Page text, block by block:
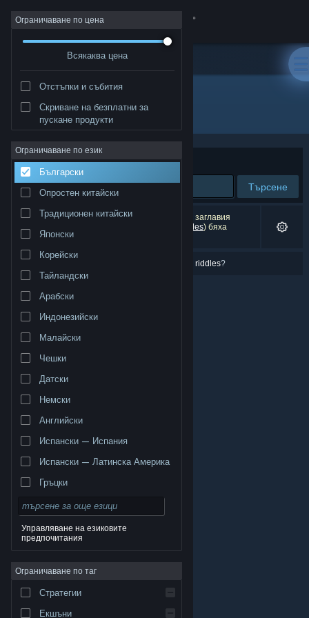
Вписване
Относно
Поддръжка
Смяна на езика
търговски марки принадлежат на съответните им
собственици в САЩ и други страни.
поверителност|Юридическа информация|
Достъпност|Условия за ползване на Steam
Възстановявания|Бисквитки
Ограничаване по цена
Всякаква цена
Отстъпки и събития
Скриване на безплатни за
пускане продукти
Ограничаване по език
Български
Опростен китайски
Традиционен китайски
Японски
Корейски
Тайландски
Арабски
Индонезийски
Малайски
Чешки
Датски
Немски
Английски
Испански — Испания
Испански — Латинска Америка
Гръцки
Управляване на езиковите
предпочитания
Ограничаване по таг
Стратегии
Екшъни
"Arizona Rose and the Pirates' Riddles"
Сортиране по Съответстване
Търсене
0 резултата съответстват на търсенето Ви. 2 заглавия
(включващи
Arizona Rose and the Pirates' Riddles) бяха
изключени спрямо предпочитанията Ви.
arizona rose add them pirates' riddles?